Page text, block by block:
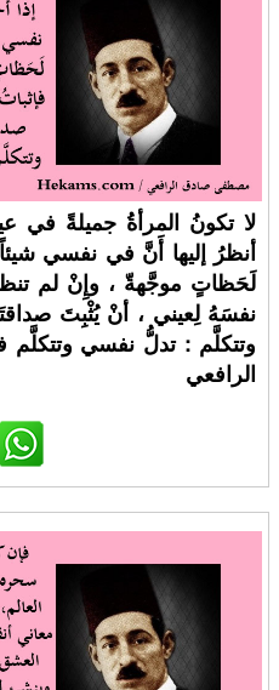
لا تكونُ المرأةُ جميلةً في
أنظرُ إليها أَنَّ في نفسي
لَحَظاتٍ موجَّهةّ ، وإِنْ لم
نفسَهُ لِعيني ، أنْ يُثْبِتَ
وتتكلَّم : تدلُّ نفسي
الرافعي